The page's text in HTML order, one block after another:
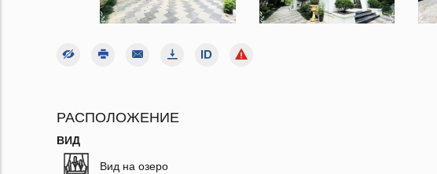
РАСПОЛОЖЕНИЕ
ВИД
Вид на озеро